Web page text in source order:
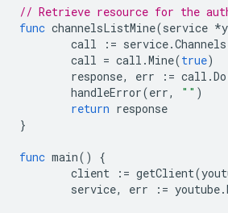
// Retrieve resource for the
func channelsListMine(service *
call
:= service.Channels
call = call .Mine(true)
response, err := call .Do
handleError(err, "" )
return response
}
func main()
{
client
:= getClient(
service, err := youtube.